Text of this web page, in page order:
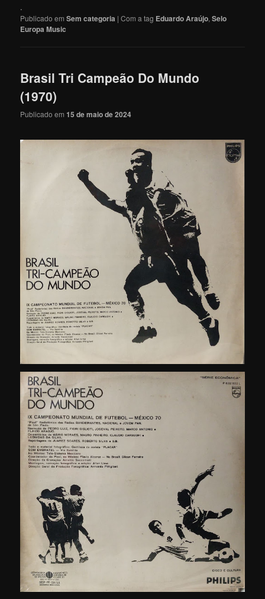
.
Publicado em Sem categoria |Com a tag Eduardo Araújo,Selo
Europa Music
Brasil Tri Campeão Do Mundo
(1970)
Publicado em15 de maio de 2024